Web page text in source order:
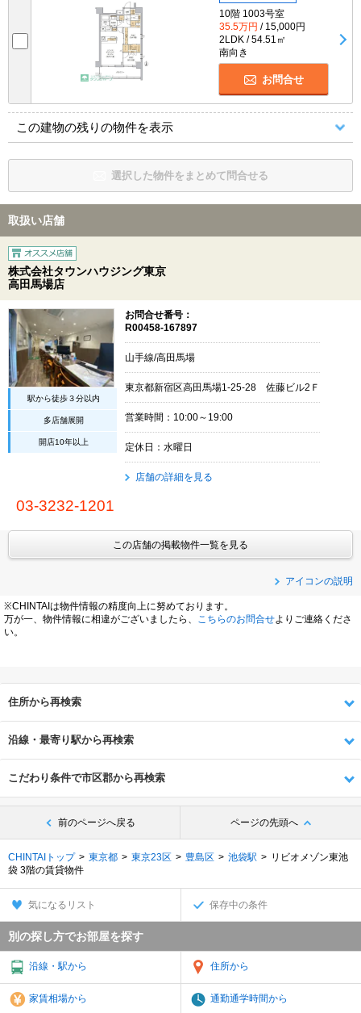
10階 1003号室
35.5万円 / 15,000円
2LDK / 54.51㎡
南向き
お問合せ
この建物の残りの物件を表示
選択した物件をまとめて問合せる
取扱い店舗
株式会社タウンハウジング東京
高田馬場店
駅から徒歩３分以内
多店舗展開
開店10年以上
お問合せ番号：
R00458-167897
山手線/高田馬場
東京都新宿区高田馬場1-25-28 佐藤ビル2Ｆ
営業時間：10:00～19:00
定休日：水曜日
店舗の詳細を見る
03-3232-1201
この店舗の掲載物件一覧を見る
アイコンの説明
※CHINTAIは物件情報の精度向上に努めております。
万が一、物件情報に相違がございましたら、
こちらのお問合せよりご連絡くださ
い。
住所から再検索
沿線・最寄り駅から再検索
こだわり条件で市区郡から再検索
前のページへ戻る ページの先頭へ
CHINTAIトップ 東京都 東京23区 豊島区 池袋駅
リビオメゾン東池
袋 3階の賃貸物件
気になるリスト 保存中の条件
別の探し方でお部屋を探す
沿線・駅から 住所から
家賃相場から 通勤通学時間から